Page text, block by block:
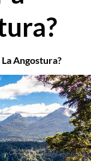
Angostura?